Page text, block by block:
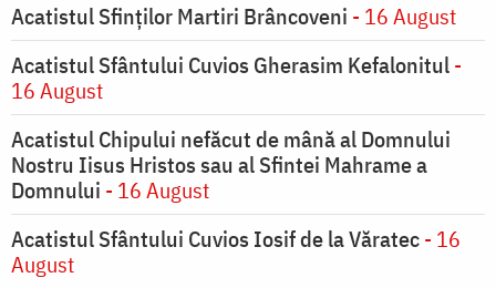
Acatistul Sfinților Martiri Brâncoveni - 16 August
Acatistul Sfântului Cuvios Gherasim Kefalonitul-
16 August
Acatistul Chipului nefăcut de mână al Domnului
Nostru Iisus Hristos sau al Sfintei Mahrame a
Domnului - 16 August
Acatistul Sfântului Cuvios Iosif de la Văratec- 16
August